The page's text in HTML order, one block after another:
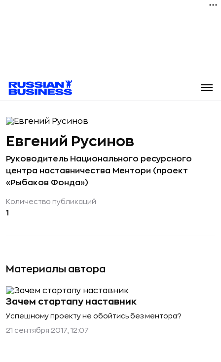
Материалы автора
Зачем стартапу наставник
Успешному проекту не обойтись без ментора?
21 сентября 2017, 12:07
Евгений Русинов
Руководитель Национального ресурсного
центра наставничества Ментори (проект
«Рыбаков Фонда»)
Количество публикаций
1